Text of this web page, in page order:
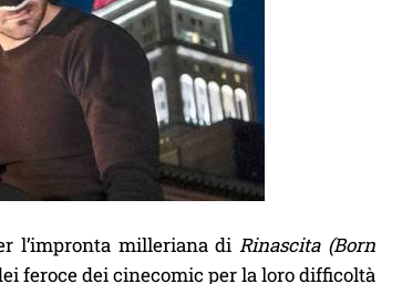
l’impronta milleriana diRinascita (Born
feroce dei cinecomic per la loro difficoltà